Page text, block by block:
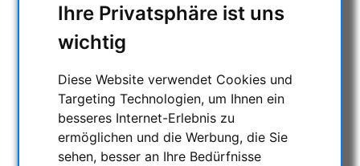
Ihre Privatsphäre ist uns
wichtig
Diese Website verwendet Cookies und
Targeting Technologien, um Ihnen ein
besseres Internet-Erlebnis zu
ermöglichen und die Werbung, die Sie
sehen, besser an Ihre Bedürfnisse
NACHTSICHTGERÄTE , WÄRMEKAMERAS &
AKTUELLE ANGEBOTE
ASTROPROFESSIONAL TELESCOPES
SECONDHAND & LAGERBESTAND
Lagerliste